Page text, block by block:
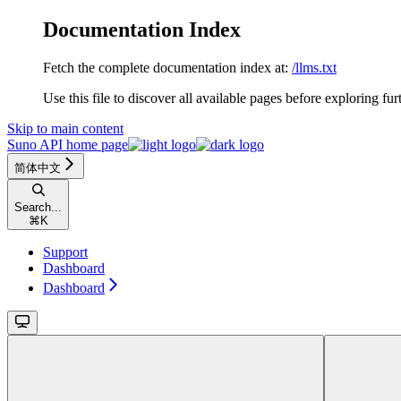
Documentation Index
Fetch the complete documentation index at: /llms.txt
Use this file to discover all available pages before exploring
Skip to main content
Suno API home page
简体中文
Search...
⌘ K
Support
Dashboard
Dashboard